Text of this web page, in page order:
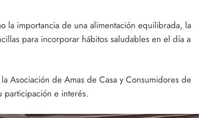
la importancia de una alimentación equilibrada, la
para incorporar hábitos saludables en el día a
Asociación de Amas de Casa y Consumidores de
participación e interés.